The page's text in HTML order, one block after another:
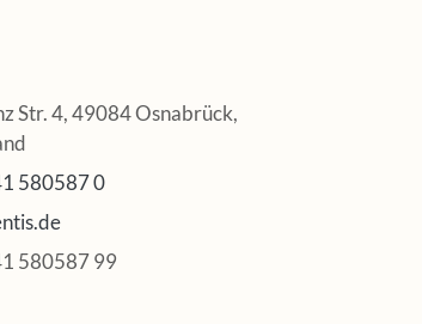
Str. 4, 49084 Osnabrück,
580587 0
580587 99